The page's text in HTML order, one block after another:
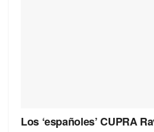
Los ‘españoles’ CUPRA